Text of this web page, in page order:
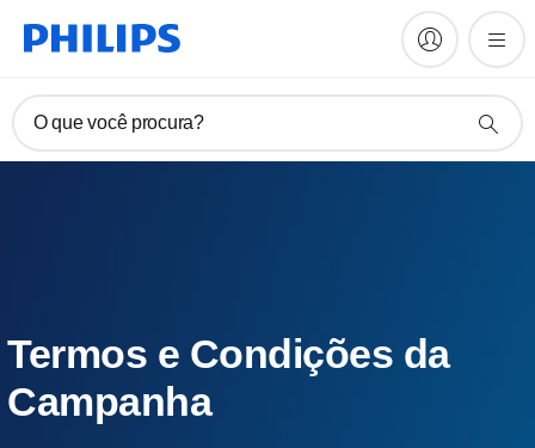
O que você procura?
Termos e Condições da
Campanha